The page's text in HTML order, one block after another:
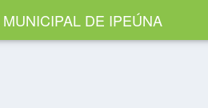
DE IPEÚNA